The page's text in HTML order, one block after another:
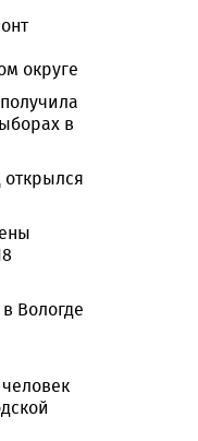
округе
в
Вологде